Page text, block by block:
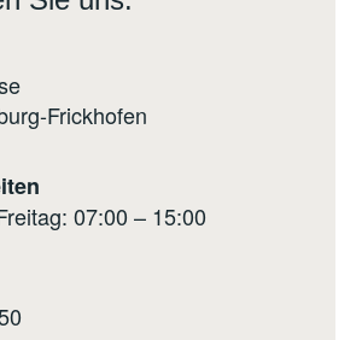
Frickhofen
07:00 – 15:00